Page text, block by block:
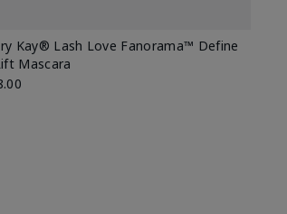
Kay® Lash Love Fanorama™ Define
Mascara